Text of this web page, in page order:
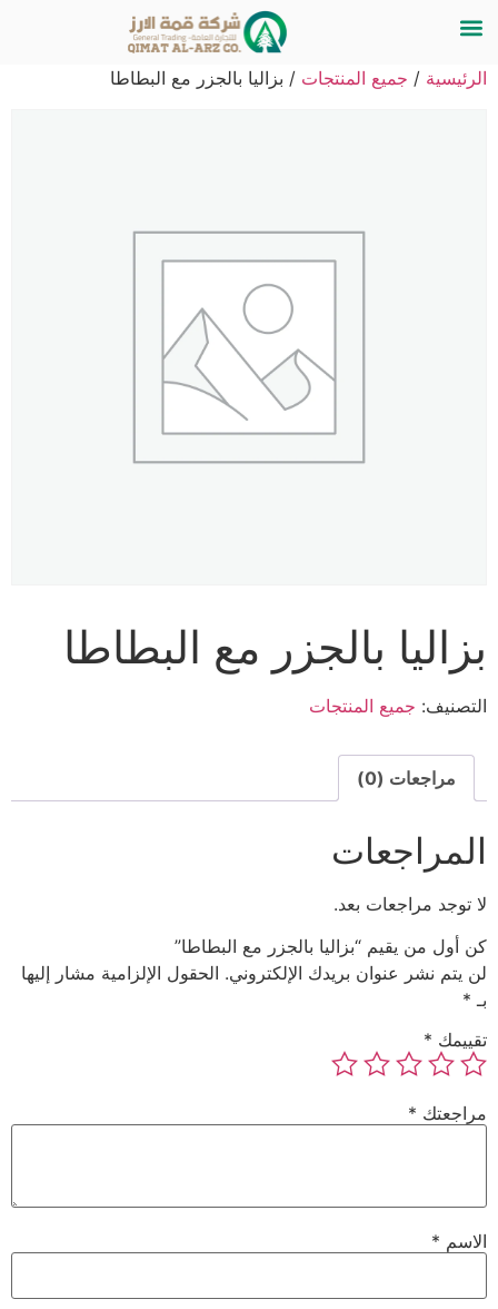
الرئيسية / جميع المنتجات / بزاليا بالجزر مع البطاطا
بزاليا بالجزر مع البطاطا
التصنيف: جميع المنتجات
مراجعات (0)
المراجعات
لا توجد مراجعات بعد.
كن أول من يقيم “بزاليا بالجزر مع البطاطا”
لن يتم نشر عنوان بريدك الإلكتروني. الحقول الإلزامية مشار إليها
بـ *
تقييمك *
مراجعتك *
الاسم *